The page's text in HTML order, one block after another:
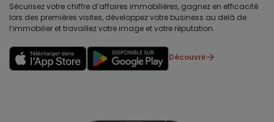
Sécurisez votre chiffre d’affaires immobilières, gagnez en efficacité
lors des premières visites, développez votre business au delà de
l’immobilier et travaillez votre image et votre réputation.
Découvrir